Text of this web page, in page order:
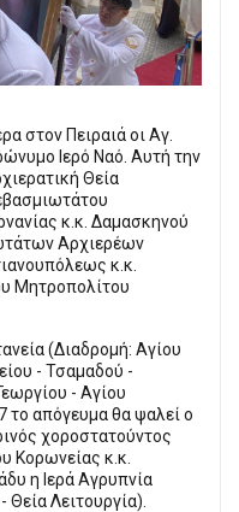
στον Πειραιά οι Αγ.
Ιερό Ναό. Αυτή την
Θεία
κ.κ. Δαµασκηνού
Αρχιερέων
κ.κ.
Μητροπολίτου
(Διαδροµή: Αγίου
- Τσαµαδού -
- Αγίου
το απόγευμα θα ψαλεί ο
χοροστατούντος
Κορωνείας κ.κ.
η Ιερά Αγρυπνία
Λειτουργία).